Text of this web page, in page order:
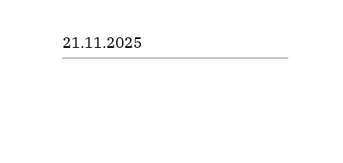
21.11.2025